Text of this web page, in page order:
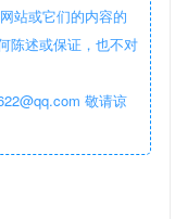
站或它们的内容的
陈述或保证，也不对
敬请谅